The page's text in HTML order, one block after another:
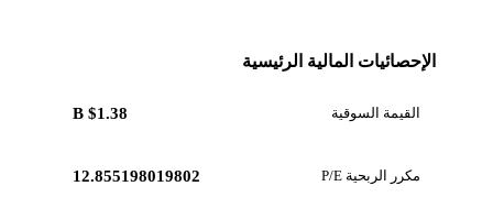
الإحصائيات المالية الرئيسية
القيمة السوقية $1.38 B
مكرر الربحية P/E 12.855198019802